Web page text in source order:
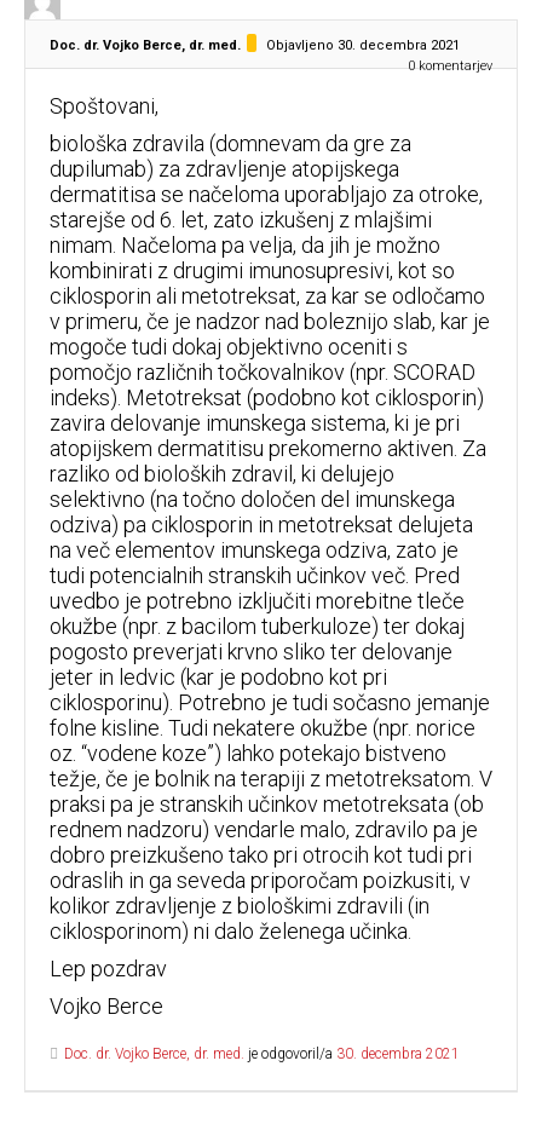
Doc. dr. Vojko Berce, dr. med.
Objavljeno 30. decembra 2021
0komentarjev
Spoštovani,
biološka zdravila (domnevam da gre za
dupilumab) za zdravljenje atopijskega
dermatitisa se načeloma uporabljajo za otroke,
starejše od 6. let, zato izkušenj z mlajšimi
nimam. Načeloma pa velja, da jih je možno
kombinirati z drugimi imunosupresivi, kot so
ciklosporin ali metotreksat, za kar se odločamo
v primeru, če je nadzor nad boleznijo slab, kar je
mogoče tudi dokaj objektivno oceniti s
pomočjo različnih točkovalnikov (npr. SCORAD
indeks). Metotreksat (podobno kot ciklosporin)
zavira delovanje imunskega sistema, ki je pri
atopijskem dermatitisu prekomerno aktiven. Za
razliko od bioloških zdravil, ki delujejo
selektivno (na točno določen del imunskega
odziva) pa ciklosporin in metotreksat delujeta
na več elementov imunskega odziva, zato je
tudi potencialnih stranskih učinkov več. Pred
uvedbo je potrebno izključiti morebitne tleče
okužbe (npr. z bacilom tuberkuloze) ter dokaj
pogosto preverjati krvno sliko ter delovanje
jeter in ledvic (kar je podobno kot pri
ciklosporinu). Potrebno je tudi sočasno jemanje
folne kisline. Tudi nekatere okužbe (npr. norice
oz. “vodene koze”) lahko potekajo bistveno
težje, če je bolnik na terapiji z metotreksatom. V
praksi pa je stranskih učinkov metotreksata (ob
rednem nadzoru) vendarle malo, zdravilo pa je
dobro preizkušeno tako pri otrocih kot tudi pri
odraslih in ga seveda priporočam poizkusiti, v
kolikor zdravljenje z biološkimi zdravili (in
ciklosporinom) ni dalo želenega učinka.
Lep pozdrav
Vojko Berce
Doc. dr. Vojko Berce, dr. med. je odgovoril/a 30. decembra 2021